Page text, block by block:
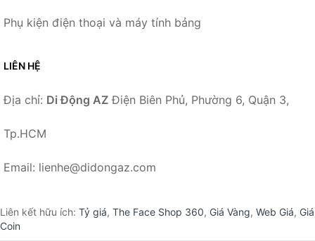
Phụ kiện điện thoại và máy tính bảng
LIÊN HỆ
Địa chỉ: Di Động AZ Điện Biên Phủ, Phường 6, Quận 3,
Tp.HCM
Email: lienhe@didongaz.com
Liên kết hữu ích: Tỷ giá, The Face Shop 360, Giá Vàng, Web Giá, Giá
Coin